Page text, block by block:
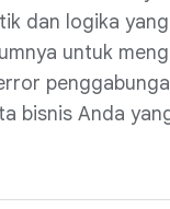
dan logika
untuk
bisnis Anda